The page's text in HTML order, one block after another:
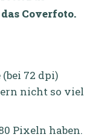
Coverfoto.
72 dpi)
nicht so viel
Pixeln haben.